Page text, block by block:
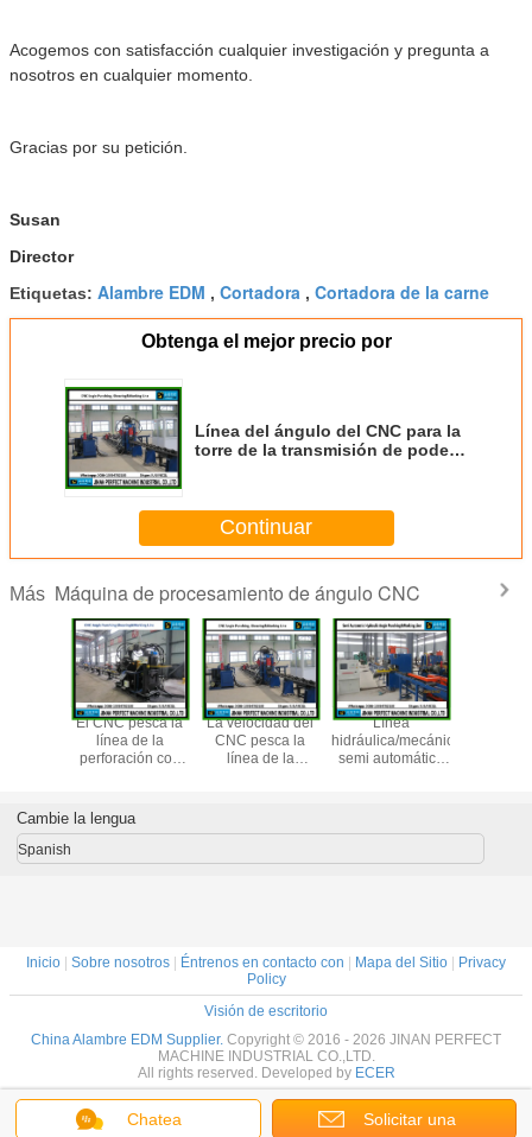
Acogemos con satisfacción cualquier investigación y pregunta a
nosotros en cualquier momento.
Gracias por su petición.
Susan
Director
Etiquetas: Alambre EDM , Cortadora , Cortadora de la carne
Obtenga el mejor precio por
Línea del ángulo del CNC para la
torre de la transmisión de poder
Continuar
Más Máquina de procesamiento de ángulo CNC
BL1412A/BL2020)
El CNC pesca la
línea de la
perforación con
(modelo
BL1010/BL1412/BL1412A/BL2020)
La velocidad del
CNC pesca la
línea de la
(modelo BL1010)
Línea
hidráulica/mecánica
semi automática
(modelo YC160)
Chatea Solicitar una
Cambie la lengua
Spanish
Inicio | Sobre nosotros | Éntrenos en contacto con | Mapa del Sitio | Privacy
Policy
Visión de escritorio
China Alambre EDM Supplier. Copyright © 2016 - 2026 JINAN PERFECT
MACHINE INDUSTRIAL CO.,LTD.
All rights reserved. Developed by ECER